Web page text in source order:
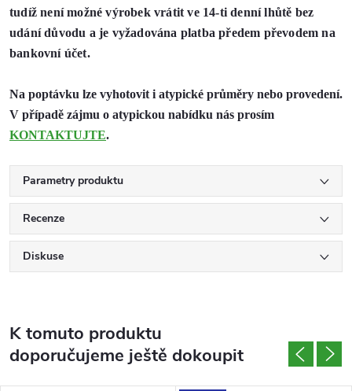
tudíž není možné výrobek vrátit ve 14-ti denní lhůtě bez
udání důvodu a je vyžadována platba předem převodem na
bankovní účet.
Na poptávku lze vyhotovit i atypické průměry nebo provedení.
V případě zájmu o atypickou nabídku nás prosím
KONTAKTUJTE.
Parametry produktu
Recenze
Diskuse
K tomuto produktu
doporučujeme ještě dokoupit